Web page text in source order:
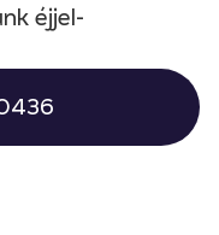
éjjel-